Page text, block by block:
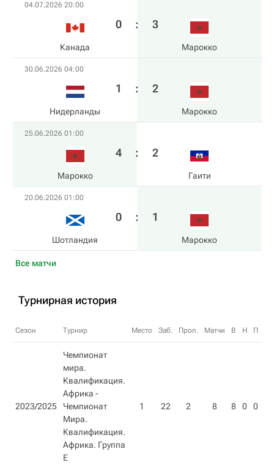
Все матчи
04.07.2026 20:00
Канада
0 : 3
Марокко
30.06.2026 04:00
Нидерланды
1 : 2
Марокко
25.06.2026 01:00
Марокко
4 : 2
Гаити
20.06.2026 01:00
Шотландия
0 : 1
Марокко
Турнирная история
Сезон Турнир Место Заб. Проп. Матчи В Н П
2023/2025
Чемпионат
мира.
Квалификация.
Африка -
Чемпионат
Мира.
Квалификация.
Африка. Группа
E
1 22 2 8 8 0 0